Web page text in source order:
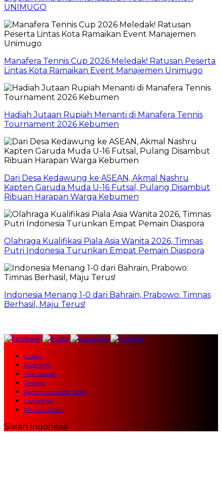
UNIMUGO
Manafera Tennis Cup 2026 Meledak! Ratusan Peserta
Lintas Kota Ramaikan Event Manajemen Unimugo
Hadiah Jutaan Rupiah Menanti di Manafera Tennis
Tournament 2026 Kebumen
Dari Desa Kedawung ke ASEAN, Akmal Nashru
Kapten Garuda Muda U-16 Futsal, Pulang Disambut
Ribuan Harapan Warga Kebumen
Olahraga Kualifikasi Piala Asia Wanita 2026, Timnas
Putri Indonesia Turunkan Empat Pemain Diaspora
Indonesia Menang 1-0 dari Bahrain, Prabowo: Timnas
Berhasil, Maju Terus!
Indeks
Kode Etik
Hak Jawab
Redaksi
Pedoman Media Siber
Disclaimer
Privacy Policy
Siaran Indonesia